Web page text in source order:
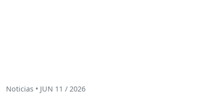
Noticias • JUN 11 / 2026